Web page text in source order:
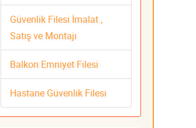
Güvenlik Filesi İmalat ,
Satış ve Montajı
Balkon Emniyet Filesi
Hastane Güvenlik Filesi